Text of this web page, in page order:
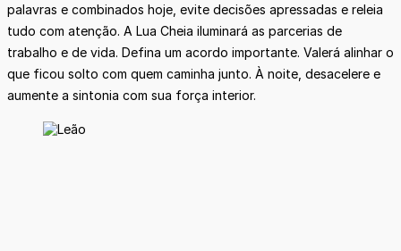
palavras e combinados hoje, evite decisões apressadas e releia
tudo com atenção. A Lua Cheia iluminará as parcerias de
trabalho e de vida. Defina um acordo importante. Valerá alinhar o
que ficou solto com quem caminha junto. À noite, desacelere e
aumente a sintonia com sua força interior.